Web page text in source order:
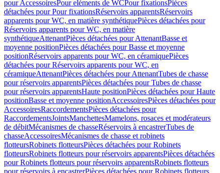
pour AccessoiresPour eléments de WCPour fixationsPièces
détachées pour Pour fixationsRéservoirs apparentsRéservoirs
apparents pour WC, en matière synthétiquePièces détachées pour
Réservoirs apparents pour WC, en matière
synthétiqueAttenantPièces détachées pour AttenantBasse et
moyenne positionPièces détachées pour Basse et moyenne
positionRéservoirs apparents pour WC, en céramiquePièces
détachées pour Réservoirs apparents pour WC, en
céramiqueAttenantPièces détachées pour AttenantTubes de chasse
pour réservoirs apparentsPièces détachées pour Tubes de chasse
pour réservoirs apparentsHaute positionPièces détachées pour Haute
positionBasse et moyenne positionAccessoiresPièces détachées pour
AccessoiresRaccordementsPièces détachées pour
RaccordementsJointsManchettesMamelons, rosaces et modérateurs
de débitMécanismes de chasseRéservoirs à encastrerTubes de
chasseAccessoiresMécanismes de chasse et robinets
flotteursRobinets flotteursPièces détachées pour Robinets
flotteursRobinets flotteurs pour réservoirs apparentsPièces détachées
pour Robinets flotteurs pour réservoirs apparentsRobinets flotteurs
pour réservoirs à encastrerPièces détachées pour Robinets flotteurs